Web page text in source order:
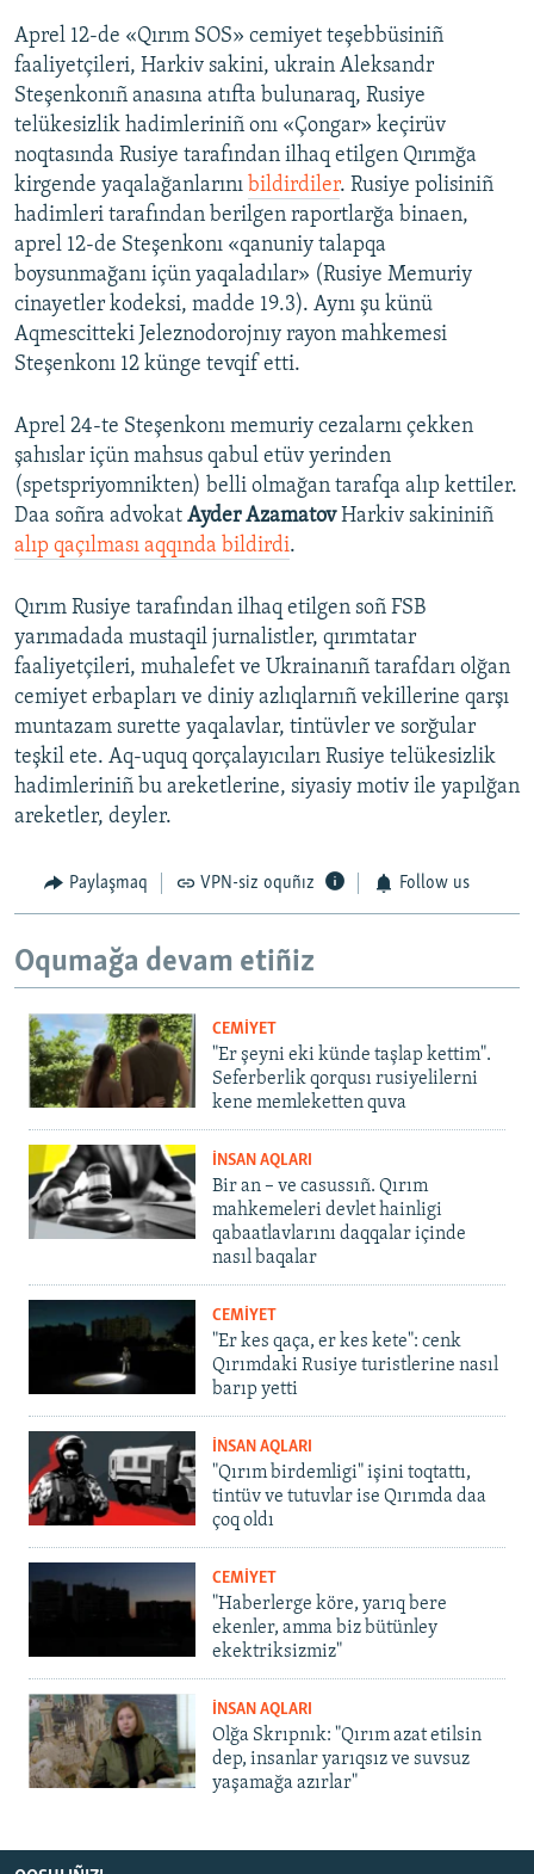
Aprel 12-de «Qırım SOS» cemiyet teşebbüsiniñ
faaliyetçileri, Harkiv sakini, ukrain Aleksandr
Steşenkonıñ anasına atıfta bulunaraq, Rusiye
telükesizlik hadimleriniñ onı «Çongar» keçirüv
noqtasında Rusiye tarafından ilhaq etilgen Qırımğa
kirgende yaqalağanlarını bildirdiler. Rusiye polisiniñ
hadimleri tarafından berilgen raportlarğa binaen,
aprel 12-de Steşenkonı «qanuniy talapqa
boysunmağanı içün yaqaladılar» (Rusiye Memuriy
cinayetler kodeksi, madde 19.3). Aynı şu künü
Aqmescitteki Jeleznodorojnıy rayon mahkemesi
Steşenkonı 12 künge tevqif etti.
Aprel 24-te Steşenkonı memuriy cezalarnı çekken
şahıslar içün mahsus qabul etüv yerinden
(spetspriyomnikten) belli olmağan tarafqa alıp kettiler.
Daa soñra advokat Ayder AzamatovHarkiv sakininiñ
alıp qaçılması aqqında bildirdi.
Qırım Rusiye tarafından ilhaq etilgen soñ FSB
yarımadada mustaqil jurnalistler, qırımtatar
faaliyetçileri, muhalefet ve Ukrainanıñ tarafdarı olğan
cemiyet erbapları ve diniy azlıqlarnıñ vekillerine qarşı
muntazam surette yaqalavlar, tintüvler ve sorğular
teşkil ete. Aq-uquq qorçalayıcıları Rusiye telükesizlik
hadimleriniñ bu areketlerine, siyasiy motiv ile yapılğan
areketler, deyler.
Paylaşmaq VPN-siz oquñız Follow us
Oqumağa devam etiñiz
CEMİYET
"Er şeyni eki künde taşlap kettim".
Seferberlik qorqusı rusiyelilerni
kene memleketten quva
İNSAN AQLARI
Bir an – ve casussıñ. Qırım
mahkemeleri devlet hainligi
qabaatlavlarını daqqalar içinde
nasıl baqalar
CEMİYET
"Er kes qaça, er kes kete": cenk
Qırımdaki Rusiye turistlerine nasıl
barıp yetti
İNSAN AQLARI
"Qırım birdemligi" işini toqtattı,
tintüv ve tutuvlar ise Qırımda daa
çoq oldı
CEMİYET
"Haberlerge köre, yarıq bere
ekenler, amma biz bütünley
ekektriksizmiz"
İNSAN AQLARI
Olğa Skrıpnık: "Qırım azat etilsin
dep, insanlar yarıqsız ve suvsuz
yaşamağa azırlar"